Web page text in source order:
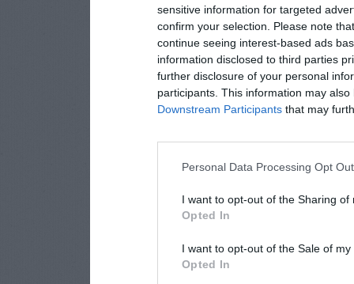
sensitive information for targeted
confirm your selection. Please note
continue seeing interest-based ads
information disclosed to third parties
further disclosure of your personal
participants. This information may
Downstream Participants that may
Personal Data Processing Opt
I want to opt-out of the Sharing of
Opted In
I want to opt-out of the Sale of
Opted In